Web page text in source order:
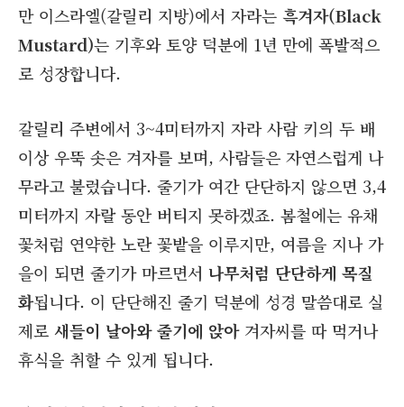
만 이스라엘(갈릴리 지방)에서 자라는 흑겨자(Black
Mustard)는 기후와 토양 덕분에 1년 만에 폭발적으
로 성장합니다.
갈릴리 주변에서 3~4미터까지 자라 사람 키의 두 배
이상 우뚝 솟은 겨자를 보며, 사람들은 자연스럽게 나
무라고 불렀습니다. 줄기가 여간 단단하지 않으면 3,4
미터까지 자랄 동안 버티지 못하겠죠. 봄철에는 유채
꽃처럼 연약한 노란 꽃밭을 이루지만, 여름을 지나 가
을이 되면 줄기가 마르면서 나무처럼 단단하게 목질
화됩니다. 이 단단해진 줄기 덕분에 성경 말씀대로 실
제로 새들이 날아와 줄기에 앉아겨자씨를 따 먹거나
휴식을 취할 수 있게 됩니다.